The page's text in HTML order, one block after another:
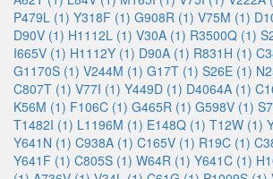
P479L (1) Y318F (1) G908R (1) V75M (1)
D90V (1) H1112L (1) V30A (1) R3500Q (1)
I665V (1) H1112Y (1) D90A (1) R831H (1)
G1170S (1) V244M (1) G17T (1) S26E (1)
C807T (1) V77I (1) Y449D (1) D4064A (1)
K56M (1) F106C (1) G465R (1) G598V (1)
T1482I (1) L1196M (1) E148Q (1) T12W (1)
Y641N (1) C938A (1) C165V (1) R19C (1)
Y641F (1) C805S (1) W64R (1) Y641C (1)